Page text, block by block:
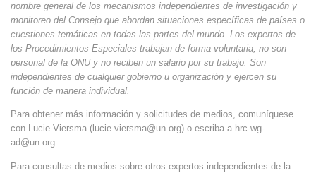
nombre general de los mecanismos independientes de investigación y
monitoreo del Consejo que abordan situaciones específicas de países o
cuestiones temáticas en todas las partes del mundo. Los expertos de
los Procedimientos Especiales trabajan de forma voluntaria; no son
personal de la ONU y no reciben un salario por su trabajo. Son
independientes de cualquier gobierno u organización y ejercen su
función de manera individual.
Para obtener más información y solicitudes de medios, comuníquese
con Lucie Viersma ( lucie.viersma@un.org) o escriba a hrc-wg-
ad@un.org.
Para consultas de medios sobre otros expertos independientes de la